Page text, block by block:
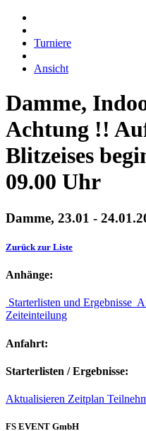
Turniere
Ansicht
Damme,
Achtung !!
Blitzeises
09.00 Uhr
Damme, 23.01 -
Zurück zur Liste
Anhänge:
Starterlisten und Ergebnisse
Zeiteinteilung
Anfahrt:
Starterlisten / Ergebnisse:
Aktualisieren Zeitplan
FS EVENT GmbH